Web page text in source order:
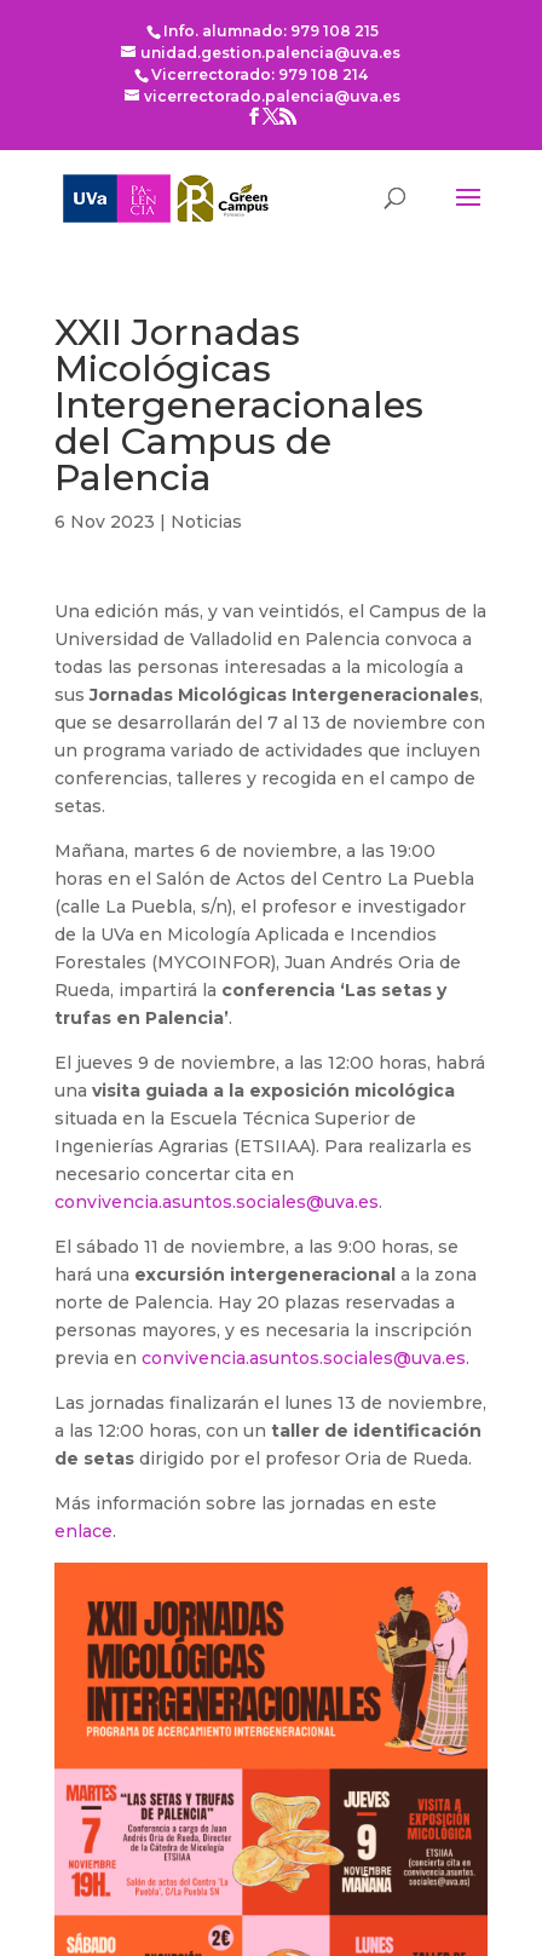
Info. alumnado: 979 108 215
unidad.gestion.palencia@uva.es
Vicerrectorado: 979 108 214
vicerrectorado.palencia@uva.es
XXII Jornadas
Micológicas
Intergeneracionales
del Campus de
Palencia
6 Nov 2023 | Noticias
Una edición más, y van veintidós, el Campus de la
Universidad de Valladolid en Palencia convoca a
todas las personas interesadas a la micología a
susJornadas Micológicas Intergeneracionales,
que se desarrollarán del 7 al 13 de noviembre con
un programa variado de actividades que incluyen
conferencias, talleres y recogida en el campo de
setas.
Mañana, martes 6 de noviembre, a las 19:00
horas en el Salón de Actos del Centro La Puebla
(calle La Puebla, s/n), el profesor e investigador
de la UVa en Micología Aplicada e Incendios
Forestales (MYCOINFOR), Juan Andrés Oria de
Rueda, impartirá la conferencia ‘Las setas y
trufas en Palencia’.
El jueves 9 de noviembre, a las 12:00 horas, habrá
una visita guiada a la exposición micológica
situada en la Escuela Técnica Superior de
Ingenierías Agrarias (ETSIIAA). Para realizarla es
necesario concertar cita en
convivencia.asuntos.sociales@uva.es.
El sábado 11 de noviembre, a las 9:00 horas, se
hará una excursión intergeneracionala la zona
norte de Palencia. Hay 20 plazas reservadas a
personas mayores, y es necesaria la inscripción
previa en convivencia.asuntos.sociales@uva.es.
Las jornadas finalizarán el lunes 13 de noviembre,
a las 12:00 horas, con un taller de identificación
de setasdirigido por el profesor Oria de Rueda.
Más información sobre las jornadas en este
enlace.